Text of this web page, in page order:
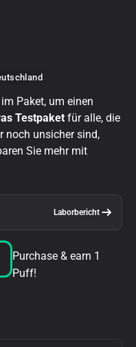
Paket, um einen
Testpaket für alle, die
noch unsicher sind,
Sie mehr mit
Laborbericht
Purchase & earn 1
Puff!